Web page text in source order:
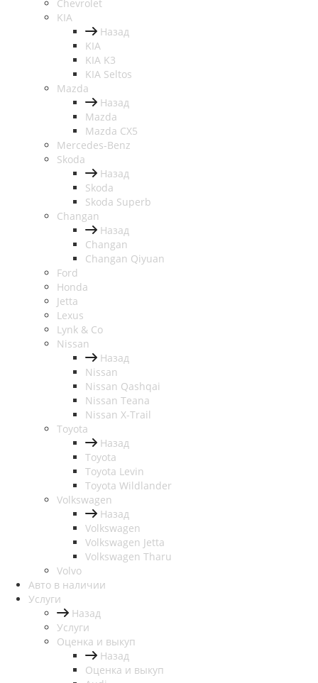
Chevrolet
KIA
Назад
KIA
KIA K3
KIA Seltos
Mazda
Назад
Mazda
Mazda CX5
Mercedes-Benz
Skoda
Назад
Skoda
Skoda Superb
Changan
Назад
Changan
Changan Qiyuan
Ford
Honda
Jetta
Lexus
Lynk & Co
Nissan
Назад
Nissan
Nissan Qashqai
Nissan Teana
Nissan X-Trail
Toyota
Назад
Toyota
Toyota Levin
Toyota Wildlander
Volkswagen
Назад
Volkswagen
Volkswagen Jetta
Volkswagen Tharu
Volvo
Авто в наличии
Услуги
Назад
Услуги
Оценка и выкуп
Назад
Оценка и выкуп